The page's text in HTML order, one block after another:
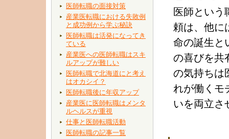
医師転職の面接対策
産業医転職における失敗例
と成功例から学ぶ秘訣
医師転職は活発になってき
ている
産業医への医師転職はスキ
ルアップが難しい
医師転職で北海道にと考え
はオカシイ？
医師転職後に年収アップ
産業医に医師転職はメンタ
ルヘルスが重視
仕事と医師転職活動
医師転職の記事一覧
医師という
頼は、他に
命の誕生と
の喜びを共
の気持ちは
れが働くモ
いを両立さ